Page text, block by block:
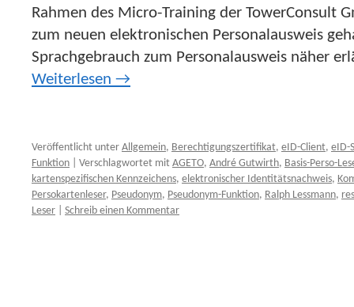
Rahmen des Micro-Training der TowerConsult
zum neuen elektronischen Personalausweis
Sprachgebrauch zum Personalausweis näher
Weiterlesen →
Veröffentlicht unter Allgemein, Berechtigungszertifikat, eID-Client, eID-
Funktion
Verschlagwortet mit AGETO, André Gutwirth, Basis-Perso-
kartenspezifischen Kennzeichens, elektronischer Identitätsnachweis,
Persokartenleser, Pseudonym, Pseudonym-Funktion, Ralph Lessmann,
Leser
Schreib einen Kommentar